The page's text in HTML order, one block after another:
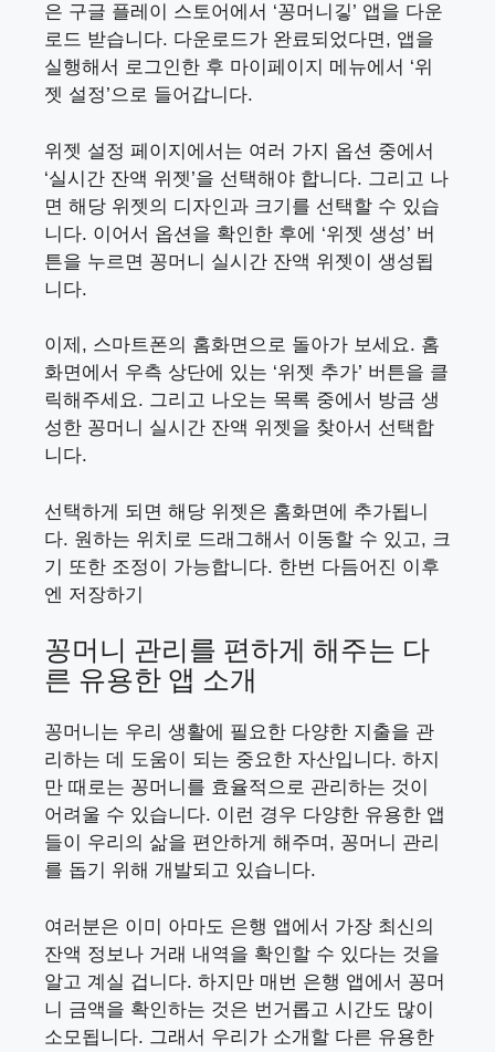
은 구글 플레이 스토어에서 ‘꽁머니깋’ 앱을 다운
로드 받습니다. 다운로드가 완료되었다면, 앱을
실행해서 로그인한 후 마이페이지 메뉴에서 ‘위
젯 설정’으로 들어갑니다.
위젯 설정 페이지에서는 여러 가지 옵션 중에서
‘실시간 잔액 위젯’을 선택해야 합니다. 그리고 나
면 해당 위젯의 디자인과 크기를 선택할 수 있습
니다. 이어서 옵션을 확인한 후에 ‘위젯 생성’ 버
튼을 누르면 꽁머니 실시간 잔액 위젯이 생성됩
니다.
이제, 스마트폰의 홈화면으로 돌아가 보세요. 홈
화면에서 우측 상단에 있는 ‘위젯 추가’ 버튼을 클
릭해주세요. 그리고 나오는 목록 중에서 방금 생
성한 꽁머니 실시간 잔액 위젯을 찾아서 선택합
니다.
선택하게 되면 해당 위젯은 홈화면에 추가됩니
다. 원하는 위치로 드래그해서 이동할 수 있고, 크
기 또한 조정이 가능합니다. 한번 다듬어진 이후
엔 저장하기
꽁머니 관리를 편하게 해주는 다
른 유용한 앱 소개
꽁머니는 우리 생활에 필요한 다양한 지출을 관
리하는 데 도움이 되는 중요한 자산입니다. 하지
만 때로는 꽁머니를 효율적으로 관리하는 것이
어려울 수 있습니다. 이런 경우 다양한 유용한 앱
들이 우리의 삶을 편안하게 해주며, 꽁머니 관리
를 돕기 위해 개발되고 있습니다.
여러분은 이미 아마도 은행 앱에서 가장 최신의
잔액 정보나 거래 내역을 확인할 수 있다는 것을
알고 계실 겁니다. 하지만 매번 은행 앱에서 꽁머
니 금액을 확인하는 것은 번거롭고 시간도 많이
소모됩니다. 그래서 우리가 소개할 다른 유용한